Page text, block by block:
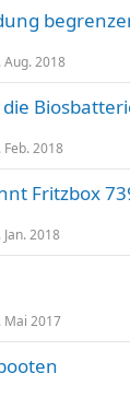
Aug. 2018
Feb. 2018
Fritzbox
Jan. 2018
Mai 2017